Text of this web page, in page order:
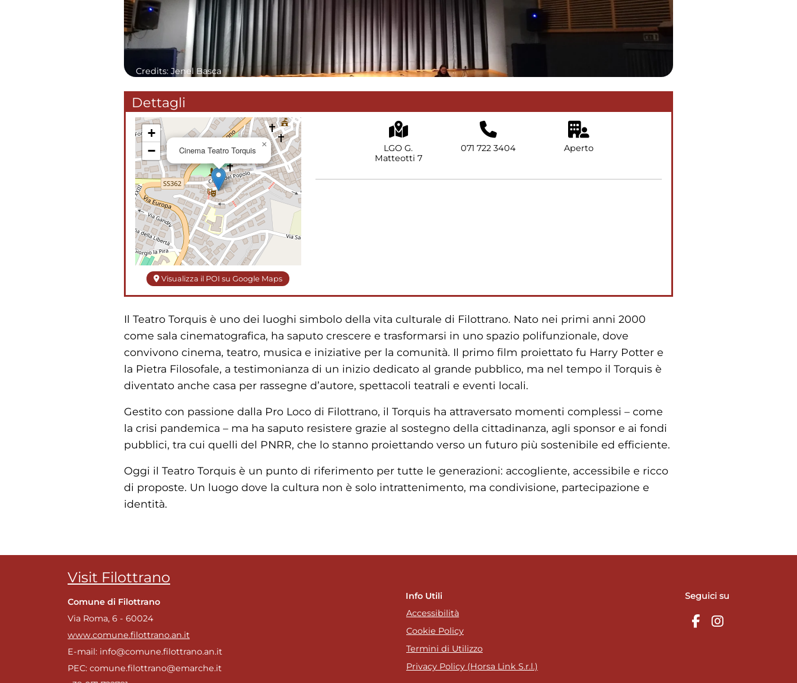
Credits: Jenel Basca
Dettagli
Cinema Teatro Torquis
×
+
−
Visualizza il POI su Google Maps
LGO G.
Matteotti 7
071 722 3404 Aperto
Il Teatro Torquis è uno dei luoghi simbolo della vita culturale di Filottrano. Nato nei primi anni 2000
come sala cinematografica, ha saputo crescere e trasformarsi in uno spazio polifunzionale, dove
convivono cinema, teatro, musica e iniziative per la comunità. Il primo film proiettato fu Harry Potter e
la Pietra Filosofale, a testimonianza di un inizio dedicato al grande pubblico, ma nel tempo il Torquis è
diventato anche casa per rassegne d’autore, spettacoli teatrali e eventi locali.
Gestito con passione dalla Pro Loco di Filottrano, il Torquis ha attraversato momenti complessi – come
la crisi pandemica – ma ha saputo resistere grazie al sostegno della cittadinanza, agli sponsor e ai fondi
pubblici, tra cui quelli del PNRR, che lo stanno proiettando verso un futuro più sostenibile ed efficiente.
Oggi il Teatro Torquis è un punto di riferimento per tutte le generazioni: accogliente, accessibile e ricco
di proposte. Un luogo dove la cultura non è solo intrattenimento, ma condivisione, partecipazione e
identità.
Visit Filottrano
Comune di Filottrano
Via Roma, 6 - 60024
www.comune.filottrano.an.it
E-mail: info@comune.filottrano.an.it
PEC: comune.filottrano@emarche.it
Info Utili
Accessibilità
Cookie Policy
Termini di Utilizzo
Privacy Policy (Horsa Link S.r.l.)
Seguici su